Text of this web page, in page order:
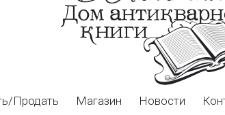
Продать Магазин Новости